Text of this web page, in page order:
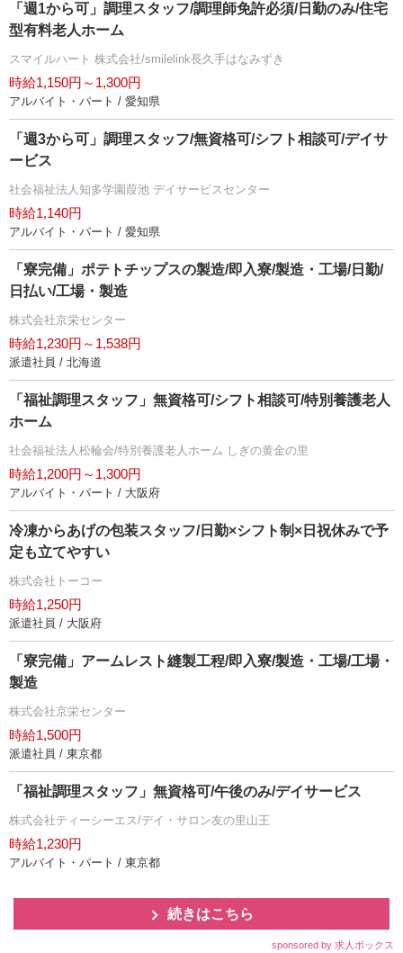
「週1から可」調理スタッフ/調理師免許必須/日勤のみ/住宅
型有料老人ホーム
スマイルハート 株式会社/smilelink長久手はなみずき
時給1,150円～1,300円
アルバイト・パート / 愛知県
「週3から可」調理スタッフ/無資格可/シフト相談可/デイサ
ービス
社会福祉法人知多学園葭池 デイサービスセンター
時給1,140円
アルバイト・パート / 愛知県
「寮完備」ポテトチップスの製造/即入寮/製造・工場/日勤/
日払い/工場・製造
株式会社京栄センター
時給1,230円～1,538円
派遣社員 / 北海道
「福祉調理スタッフ」無資格可/シフト相談可/特別養護老人
ホーム
社会福祉法人松輪会/特別養護老人ホーム しぎの黄金の里
時給1,200円～1,300円
アルバイト・パート / 大阪府
冷凍からあげの包装スタッフ/日勤×シフト制×日祝休みで予
定も立てやすい
株式会社トーコー
時給1,250円
派遣社員 / 大阪府
「寮完備」アームレスト縫製工程/即入寮/製造・工場/工場・
製造
株式会社京栄センター
時給1,500円
派遣社員 / 東京都
「福祉調理スタッフ」無資格可/午後のみ/デイサービス
株式会社ティーシーエス/デイ・サロン友の里山王
時給1,230円
アルバイト・パート / 東京都
続きはこちら
sponsored by 求人ボックス